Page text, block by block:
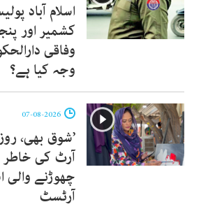
اسلام آباد
کشمیر اور
وفاقی
وجہ کیا ہے؟
’شوق بھی،
آرٹ کی
چھوڑنے والی
آرٹسٹ